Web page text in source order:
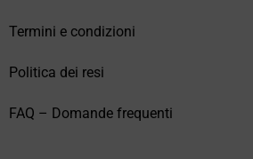
Termini e condizioni
Politica dei resi
FAQ – Domande frequenti